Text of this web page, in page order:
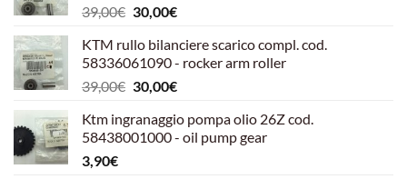
39,00€ Il
originale
era:
39,00€.
30,00€Il
attuale
è:
30,00€.
KTM rullo bilanciere scarico compl. cod.
58336061090 - rocker arm roller
39,00€ Il
originale
era:
30,00€Il
attuale
è:
Ktm ingranaggio pompa olio 26Z cod.
58438001000 - oil pump gear
3,90€